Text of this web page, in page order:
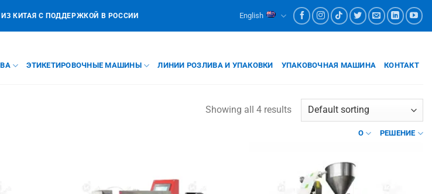
КИТАЯ С ПОДДЕРЖКОЙ В РОССИИ English
ЭТИКЕТИРОВОЧНЫЕ МАШИНЫ ЛИНИИ РОЗЛИВА И УПАКОВКИ УПАКОВОЧНАЯ МАШИНА КОНТАКТ
О РЕШЕНИЕ
Showing all 4 results